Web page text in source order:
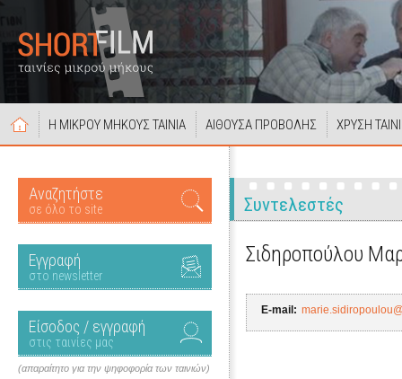
Η ΜΙΚΡΟΥ ΜΗΚΟΥΣ ΤΑΙΝΙΑ ΑΙΘΟΥΣΑ ΠΡΟΒΟΛΗΣ ΧΡΥΣΗ
Αναζητήστε
σε όλο το site
Εγγραφή
στο newsletter
Είσοδος / εγγραφή
στις ταινίες μας
(απαραίτητο για την ψηφοφορία των ταινιών)
Συντελεστές
Σιδηροπούλου
E-mail: